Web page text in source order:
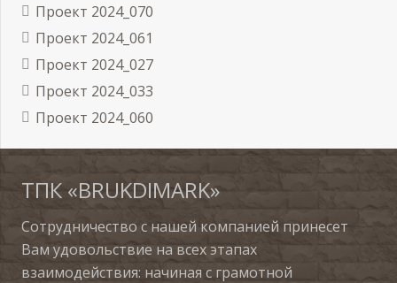
Проект 2024_070
Проект 2024_061
Проект 2024_027
Проект 2024_033
Проект 2024_060
ТПК «BRUKDIMARK»
Сотрудничество с нашей компанией принесет
Вам удовольствие на всех этапах
взаимодействия: начиная с грамотной